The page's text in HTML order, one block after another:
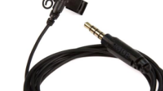
ÚJ TERMÉKEK